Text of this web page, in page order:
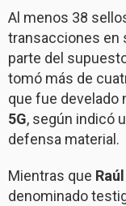
Al menos 38
transacciones en
parte del
tomó más de
que fue develado
5G, según indicó
defensa material.
Mientras que
denominado